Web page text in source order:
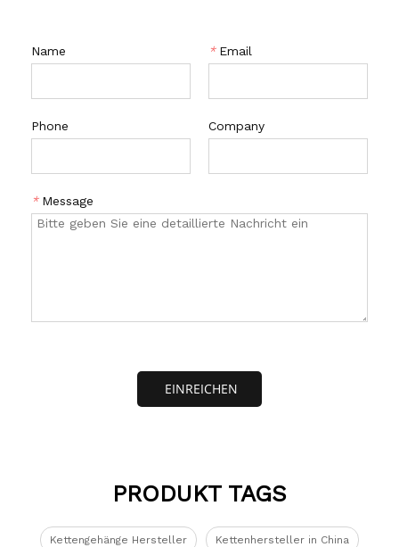
Name * Email
Phone Company
* Message
EINREICHEN
PRODUKT TAGS
Kettengehänge Hersteller Kettenhersteller in China